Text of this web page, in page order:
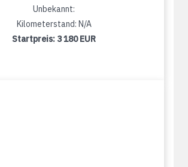
Unbekannt:
Kilometerstand: N/A
Startpreis: 3 180 EUR